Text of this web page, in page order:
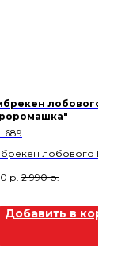
лобового
689
лобового
600 руб.
р. 2 990 р.
Добавить в